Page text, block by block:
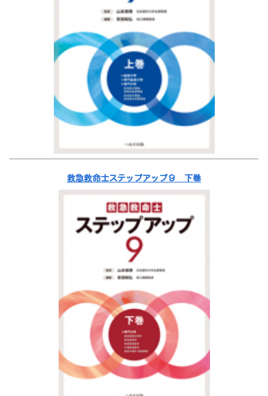
救急救命士ステップアップ９ 下巻